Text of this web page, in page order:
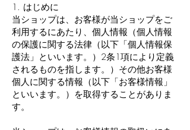
1. はじめに
当ショップは、お客様が当ショップをご
利用するにあたり、個人情報（個人情報
の保護に関する法律（以下「個人情報保
護法」といいます。）2条1項により定義
されるものを指します。）その他お客様
個人に関する情報（以下「お客様情報」
といいます。）を取得することがありま
す。